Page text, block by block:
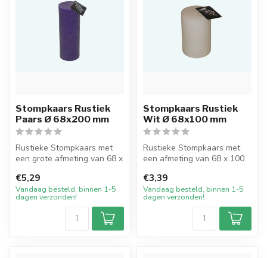
Stompkaars Rustiek
Paars Ø 68x200 mm
Rustieke Stompkaars met
een grote afmeting van 68 x
De...
€5,29
Vandaag besteld, binnen 1-5
dagen verzonden!
Stompkaars Rustiek
Wit Ø 68x100 mm
Rustieke Stompkaars met
een afmeting van 68 x 100
Deze ...
€3,39
Vandaag besteld, binnen 1-5
dagen verzonden!